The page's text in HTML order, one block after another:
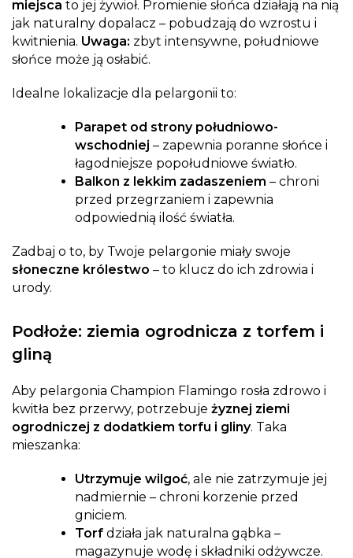
miejsca to jej żywioł. Promienie słońca działają na nią
jak naturalny dopalacz – pobudzają do wzrostu i
kwitnienia. Uwaga: zbyt intensywne, południowe
słońce może ją osłabić.
Idealne lokalizacje dla pelargonii to:
Parapet od strony południowo-
wschodniej – zapewnia poranne słońce i
łagodniejsze popołudniowe światło.
Balkon z lekkim zadaszeniem – chroni
przed przegrzaniem i zapewnia
odpowiednią ilość światła.
Zadbaj o to, by Twoje pelargonie miały swoje
słoneczne królestwo – to klucz do ich zdrowia i
urody.
Podłoże: ziemia ogrodnicza z torfem i
gliną
Aby pelargonia Champion Flamingo rosła zdrowo i
kwitła bez przerwy, potrzebuje żyznej ziemi
ogrodniczej z dodatkiem torfu i gliny. Taka
mieszanka:
Utrzymuje wilgoć, ale nie zatrzymuje jej
nadmiernie – chroni korzenie przed
gniciem.
Torf działa jak naturalna gąbka –
magazynuje wodę i składniki odżywcze.